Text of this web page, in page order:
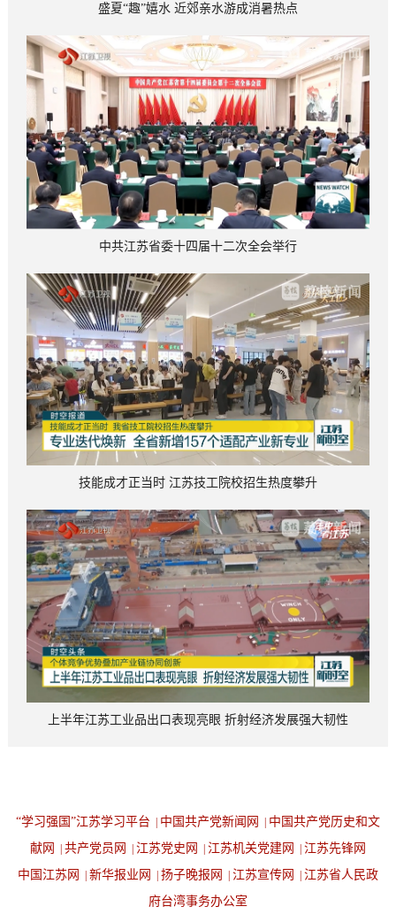
盛夏“趣”嬉水 近郊亲水游成消暑热点
中共江苏省委十四届十二次全会举行
技能成才正当时 江苏技工院校招生热度攀升
上半年江苏工业品出口表现亮眼 折射经济发展强大韧性
“学习强国”江苏学习平台 中国共产党新闻网
中国共产党历史和文
献网
共产党员网 江苏党史网 江苏机关党建网
江苏先锋网
中国江苏网
新华报业网 扬子晚报网 江苏宣传网
江苏省人民政
府台湾事务办公室